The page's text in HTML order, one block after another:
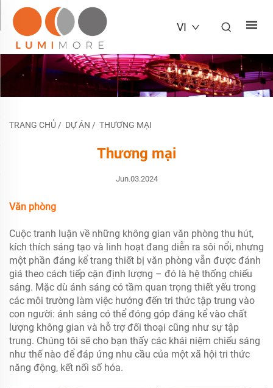
VI
TRANG CHỦ / DỰ ÁN / THƯƠNG MẠI
Thương mại
Jun.03.2024
Văn phòng
Cuộc tranh luận về những không gian văn phòng thu hút,
kích thích sáng tạo và linh hoạt đang diễn ra sôi nổi, nhưng
một phần đáng kể trang thiết bị văn phòng vẫn được đánh
giá theo cách tiếp cận định lượng – đó là hệ thống chiếu
sáng. Mặc dù ánh sáng có tầm quan trọng thiết yếu trong
các môi trường làm việc hướng đến tri thức tập trung vào
con người: ánh sáng có thể đóng góp đáng kể vào chất
lượng không gian và hỗ trợ đối thoại cũng như sự tập
trung. Chúng tôi sẽ cho bạn thấy các khái niệm chiếu sáng
như thế nào để đáp ứng nhu cầu của một xã hội tri thức
năng động, kết nối số hóa.